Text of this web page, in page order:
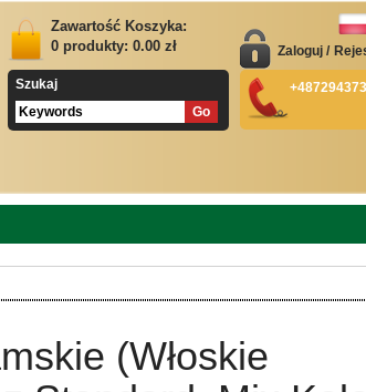
Zawartość Koszyka:
0 produkty: 0.00 zł
Szukaj
Zaloguj /
(Włoskie